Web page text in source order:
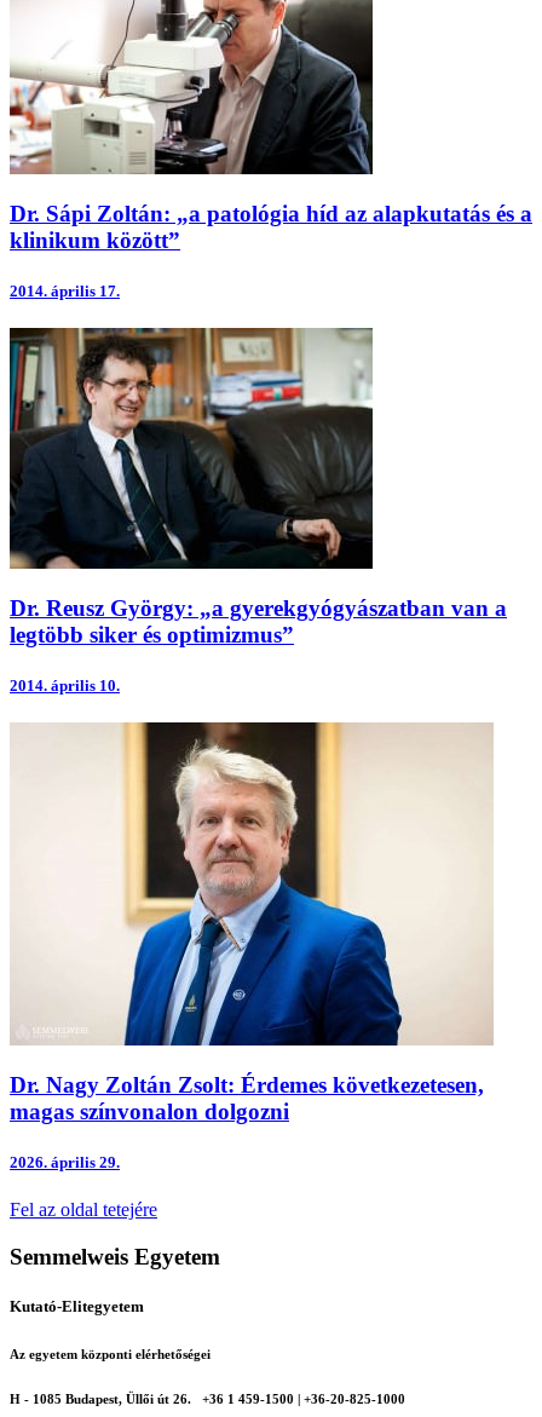
Dr. Sápi Zoltán: „a patológia híd az alapkutatás és a
klinikum között”
2014. április 17.
Dr. Reusz György: „a gyerekgyógyászatban van a
legtöbb siker és optimizmus”
2014. április 10.
Dr. Nagy Zoltán Zsolt: Érdemes következetesen,
magas színvonalon dolgozni
2026. április 29.
Fel az oldal tetejére
Semmelweis Egyetem
Kutató-Elitegyetem
Az egyetem központi elérhetőségei
H - 1085 Budapest, Üllői út 26.
+36 1 459-1500 | +36-20-825-1000